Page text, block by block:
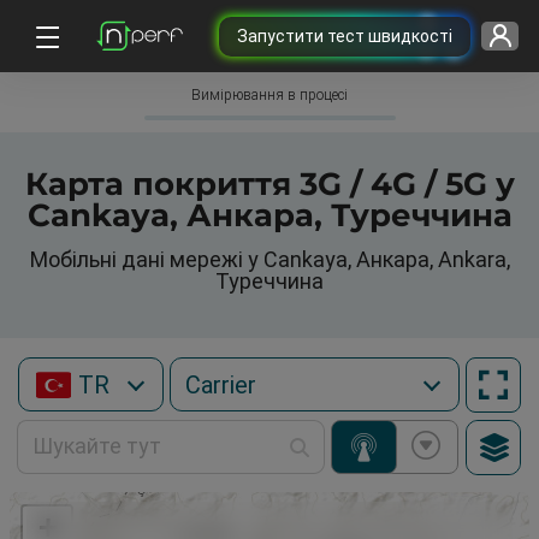
Запустити тест швидкості
Вимірювання в процесі
Карта покриття 3G / 4G / 5G у
Cankaya, Анкара, Туреччина
Мобільні дані мережі у Cankaya, Анкара, Ankara,
Туреччина
TR